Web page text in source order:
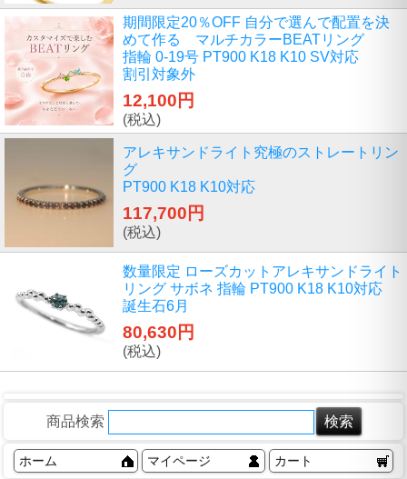
期間限定20％OFF 自分で選んで配置を決
めて作る マルチカラーBEATリング
指輪 0-19号 PT900 K18 K10 SV対応
割引対象外
12,100円
(税込)
アレキサンドライト究極のストレートリン
グ
PT900 K18 K10対応
117,700円
(税込)
数量限定 ローズカットアレキサンドライト
リング サボネ 指輪 PT900 K18 K10対応
誕生石6月
80,630円
(税込)
商品検索
ホーム マイページ カート